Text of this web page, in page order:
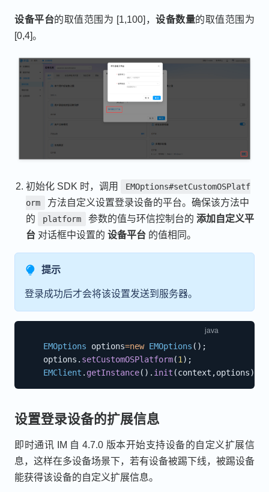
设备平台的取值范围为 [1,100]，设备数量的取值范围为
[0,4]。
初始化 SDK 时，调用
EMOptions#setCustomOSPlatf
orm
方法自定义设置登录设备的平台。确保该方法中
的
platform 参数的值与环信控制台的添加自定义平
台 对话框中设置的设备平台 的值相同。
提示
登录成功后才会将该设置发送到服务器。
EMOptions options=new EMOptions ( ) ;
    options
. setCustomOSPlatform(1 ) ;
EMClient . getInstance( ) . init (context ,options)
设置登录设备的扩展信息
即时通讯 IM 自 4.7.0 版本开始支持设备的自定义扩展信
息，这样在多设备场景下，若有设备被踢下线，被踢设备
能获得该设备的自定义扩展信息。